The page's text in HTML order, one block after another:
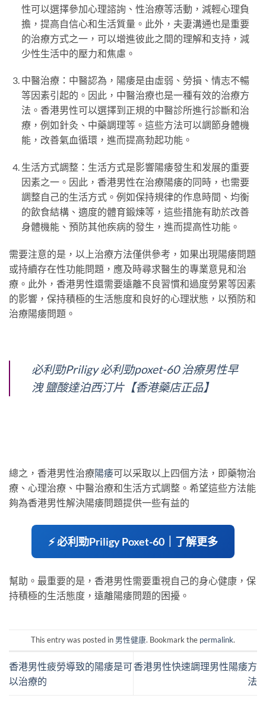
性可以選擇參加心理諮詢、性治療等活動，減輕心理負
擔，提高自信心和生活質量。此外，夫妻溝通也是重要
的治療方式之一，可以增進彼此之間的理解和支持，減
少性生活中的壓力和焦慮。
中醫治療：中醫認為，陽痿是由虛弱、勞損、情志不暢
等因素引起的。因此，中醫治療也是一種有效的治療方
法。香港男性可以選擇到正規的中醫診所進行診斷和治
療，例如針灸、中藥調理等。這些方法可以調節身體機
能，改善氣血循環，進而提高勃起功能。
生活方式調整：生活方式是影響陽痿發生和发展的重要
因素之一。因此，香港男性在治療陽痿的同時，也需要
調整自己的生活方式。例如保持規律的作息時間、均衡
的飲食結構、適度的體育鍛煉等，這些措施有助於改善
身體機能、預防其他疾病的發生，進而提高性功能。
需要注意的是，以上治療方法僅供參考，如果出現陽痿問題
或持續存在性功能問題，應及時尋求醫生的專業意見和治
療。此外，香港男性還需要遠離不良習慣和過度勞累等因素
的影響，保持積極的生活態度和良好的心理狀態，以預防和
治療陽痿問題。
必利勁Priligy 必利勁poxet-60 治療男性早
洩 鹽酸達泊西汀片【香港藥店正品】
總之，香港男性治療陽痿可以采取以上四個方法，即藥物治
療、心理治療、中醫治療和生活方式調整。希望這些方法能
夠為香港男性解決陽痿問題提供一些有益的
⚡ 必利勁Priligy Poxet-60｜了解更多
幫助。最重要的是，香港男性需要重視自己的身心健康，保
持積極的生活態度，遠離陽痿問題的困擾。
This entry was posted in 男性健康. Bookmark the permalink.
香港男性疲勞導致的陽痿是可
以治療的
香港男性快速調理男性陽痿方
法